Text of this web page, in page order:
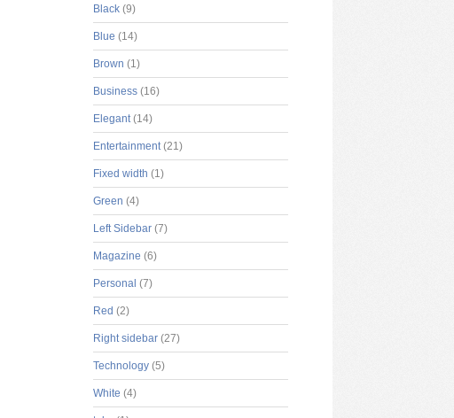
Black (9)
Blue (14)
Brown (1)
Business (16)
Elegant (14)
Entertainment (21)
Fixed width (1)
Green (4)
Left Sidebar (7)
Magazine (6)
Personal (7)
Red (2)
Right sidebar (27)
Technology (5)
White (4)